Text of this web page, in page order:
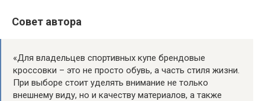
Совет автора
«Для владельцев спортивных купе брендовые
кроссовки – это не просто обувь, а часть стиля жизни.
При выборе стоит уделять внимание не только
внешнему виду, но и качеству материалов, а также